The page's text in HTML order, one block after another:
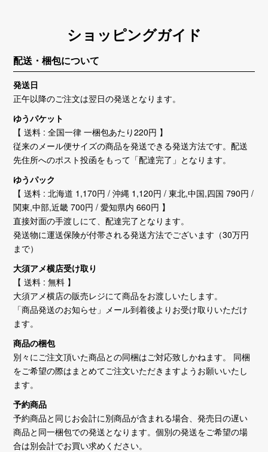
ショッピングガイド
配送・梱包について
発送日
正午以降のご注文は翌日の発送となります。
ゆうパケット
【 送料 : 全国一律 一梱包あたり220円 】
従来のメール便サイズの商品を発送できる発送方法です。配送
先住所へのポスト投函をもって「配達完了」となります。
ゆうパック
【 送料 : 北海道 1,170円 / 沖縄 1,120円 / 東北,中国,四国 790円 /
関東,中部,近畿 700円 / 愛知県内 660円 】
直接対面の手渡しにて、配達完了となります。
発送物に運送保険が付帯される発送方法でございます（30万円
まで）
大須アメ横店受け取り
【 送料 : 無料 】
大須アメ横店の販売レジにて商品をお渡しいたします。
「商品発送のお知らせ」メール到着後よりお受け取りいただけ
ます。
商品の梱包
別々にご注文頂いた商品との同梱はご対応致しかねます。 同梱
をご希望の際はまとめてご注文いただきますようお願いいたし
ます。
予約商品
予約商品と同じお会計に別商品が含まれる場合、発売日の遅い
商品と同一梱包での発送となります。個別の発送をご希望の場
合は別会計でお買い求めください。